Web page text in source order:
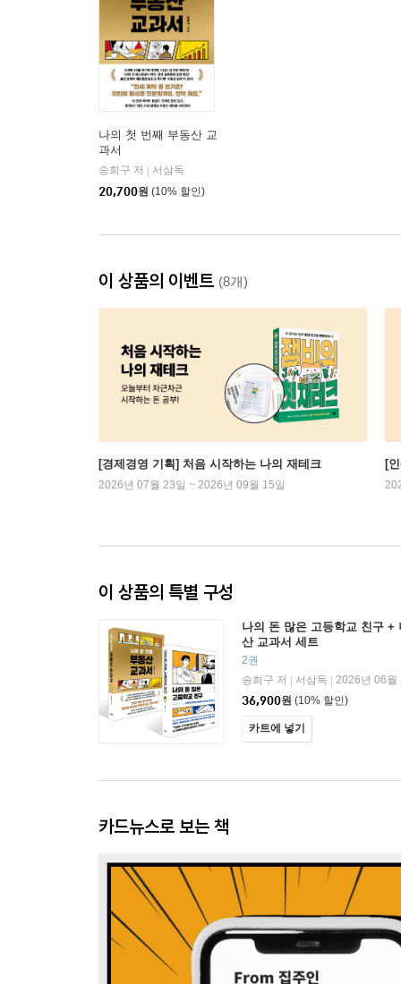
나의 첫 번째 부동산 교
과서
송희구 저
서삼독
20,700원 (10% 할인)
이 상품의 이벤트 (8개)
[경제경영 기획] 처음 시작하는 나의 재테크
2026년 07월 23일 ~ 2026년 09월 15일
[
이 상품의 특별 구성
나의 돈 많은 고등학교 친구 +
산 교과서 세트
2권
송희구 저
서삼독
2026년 06월
36,900원 (10% 할인)
카트에 넣기
카드뉴스로 보는 책